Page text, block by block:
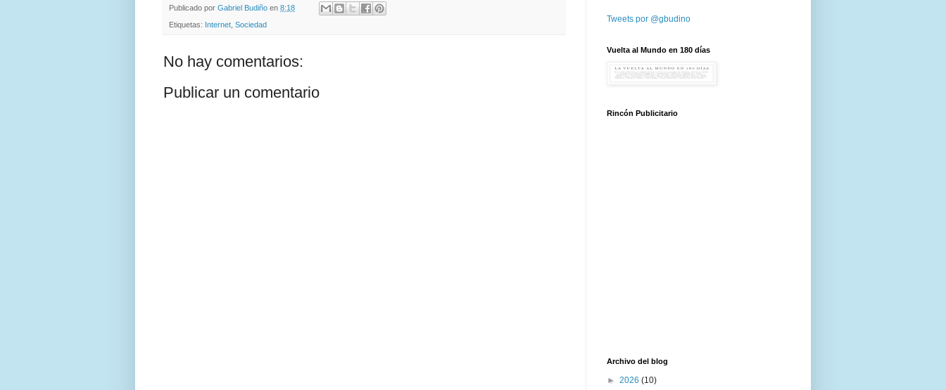
Publicado por Gabriel Budiño en 8:18
Etiquetas: Internet Sociedad
No hay comentarios:
Publicar un comentario
Tweets por @gbudino
Vuelta al Mundo en 180 días
Rincón Publicitario
Archivo del blog
► 2026 (10)